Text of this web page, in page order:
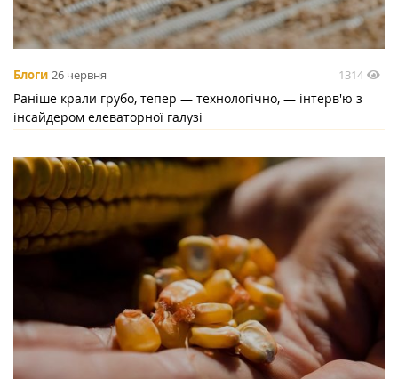
Блоги 26 червня 1314
Раніше крали грубо, тепер — технологічно, — інтерв'ю з
інсайдером елеваторної галузі